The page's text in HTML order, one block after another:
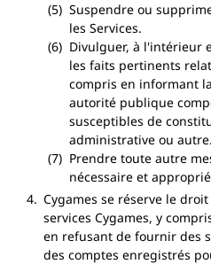
Suspendre ou
les Services.
Divulguer, à l'intérieur
les faits pertinents
compris en informant
autorité publique
susceptibles de
administrative ou autre.
Prendre toute autre
nécessaire et
Cygames se réserve le
services Cygames, y
en refusant de fournir des
des comptes enregistrés